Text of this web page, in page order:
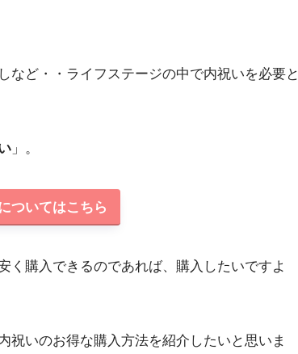
など・・ライフステージの中で内祝いを必要と
」。
ついてはこちら
く購入できるのであれば、購入したいですよ
祝いのお得な購入方法を紹介したいと思いま